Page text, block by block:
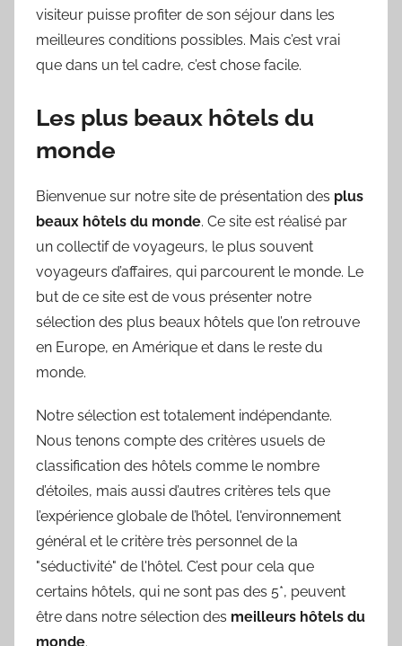
visiteur puisse profiter de son séjour dans les
meilleures conditions possibles. Mais c’est vrai
que dans un tel cadre, c’est chose facile.
Les plus beaux hôtels du
monde
Bienvenue sur notre site de présentation des plus
beaux hôtels du monde. Ce site est réalisé par
un collectif de voyageurs, le plus souvent
voyageurs d’affaires, qui parcourent le monde. Le
but de ce site est de vous présenter notre
sélection des plus beaux hôtels que l’on retrouve
en Europe, en Amérique et dans le reste du
monde.
Notre sélection est totalement indépendante.
Nous tenons compte des critères usuels de
classification des hôtels comme le nombre
d’étoiles, mais aussi d’autres critères tels que
l’expérience globale de l’hôtel, l'environnement
général et le critère très personnel de la
"séductivité" de l'hôtel. C’est pour cela que
certains hôtels, qui ne sont pas des 5*, peuvent
être dans notre sélection des meilleurs hôtels du
monde.